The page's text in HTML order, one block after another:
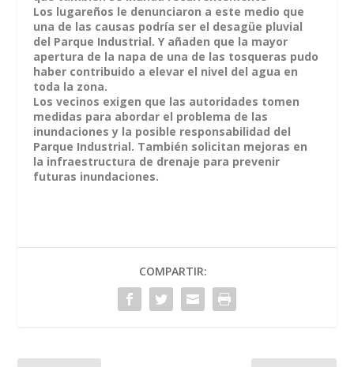
Los lugareños le denunciaron a este medio que
una de las causas podría ser el desagüe pluvial
del Parque Industrial. Y añaden que la mayor
apertura de la napa de una de las tosqueras pudo
haber contribuido a elevar el nivel del agua en
toda la zona.
Los vecinos exigen que las autoridades tomen
medidas para abordar el problema de las
inundaciones y la posible responsabilidad del
Parque Industrial. También solicitan mejoras en
la infraestructura de drenaje para prevenir
futuras inundaciones.
COMPARTIR: